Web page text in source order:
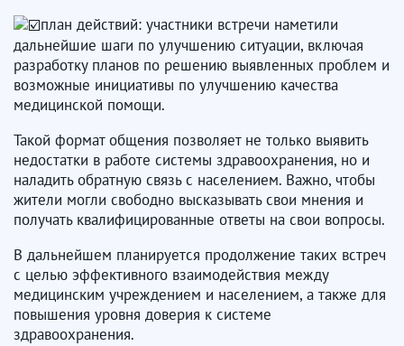
план действий: участники встречи наметили
дальнейшие шаги по улучшению ситуации, включая
разработку планов по решению выявленных проблем и
возможные инициативы по улучшению качества
медицинской помощи.
Такой формат общения позволяет не только выявить
недостатки в работе системы здравоохранения, но и
наладить обратную связь с населением. Важно, чтобы
жители могли свободно высказывать свои мнения и
получать квалифицированные ответы на свои вопросы.
В дальнейшем планируется продолжение таких встреч
с целью эффективного взаимодействия между
медицинским учреждением и населением, а также для
повышения уровня доверия к системе
здравоохранения.